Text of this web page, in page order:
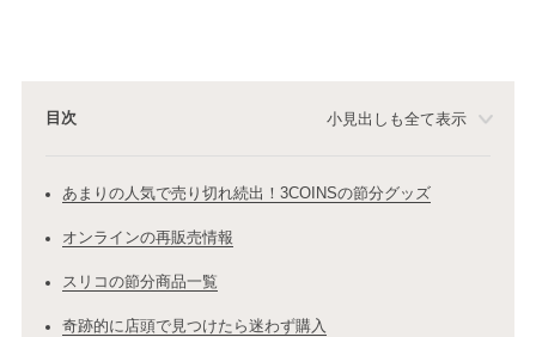
目次 小見出しも全て表示
あまりの人気で売り切れ続出！3COINSの節分グッズ
オンラインの再販売情報
スリコの節分商品一覧
奇跡的に店頭で見つけたら迷わず購入